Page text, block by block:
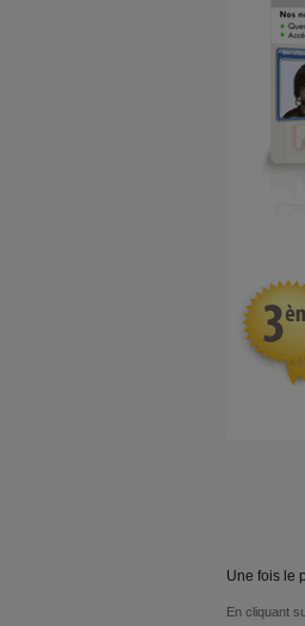
Une fois le
En cliquant